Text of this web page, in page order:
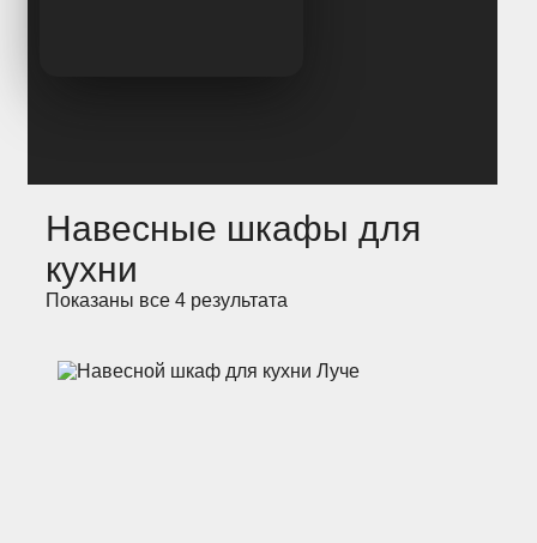
Навесные шкафы для
кухни
Показаны все 4 результата